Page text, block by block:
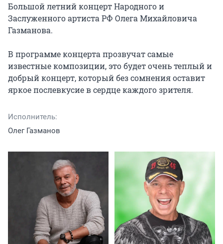
Большой летний концерт Народного и
Заслуженного артиста РФ Олега Михайловича
Газманова.
В программе концерта прозвучат самые
известные композиции, это будет очень теплый и
добрый концерт, который без сомнения оставит
яркое послевкусие в сердце каждого зрителя.
Исполнитель:
Олег Газманов